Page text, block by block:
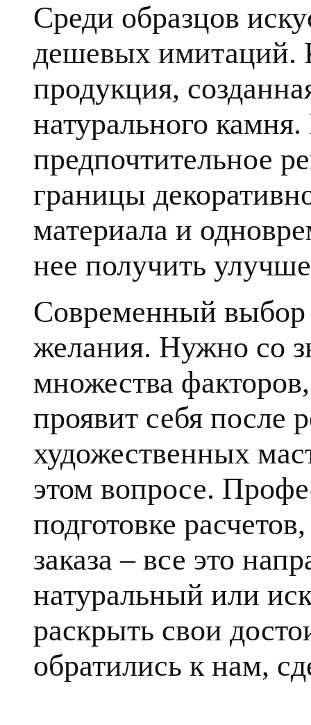
Среди образцов
дешевых имитаций.
продукция,
натурального
предпочтительное
границы
материала и
нее получить
Современный выбор
желания. Нужно со
множества
проявит себя после
художественных
этом вопросе.
подготовке
заказа – все это
натуральный или
раскрыть свои
обратились к нам,